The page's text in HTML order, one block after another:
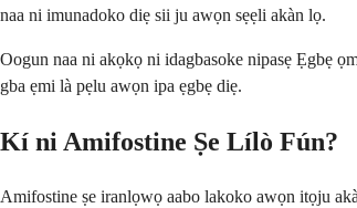
naa ni imunadoko diẹ sii ju awọn sẹẹli akàn lọ.
Oogun naa ni akọkọ ni idagbasoke nipasẹ Ẹgbẹ
gba ẹmi là pẹlu awọn ipa ẹgbẹ diẹ.
Kí ni Amifostine Ṣe Lílò Fún?
Amifostine ṣe iranlọwọ aabo lakoko awọn itọju